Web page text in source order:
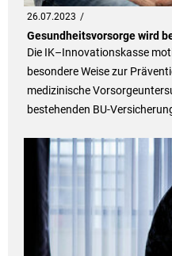
26.07.2023
Gesundheitsvorsorge wird
Die IK–Innovationskasse
besondere Weise zur
medizinische
bestehenden BU-